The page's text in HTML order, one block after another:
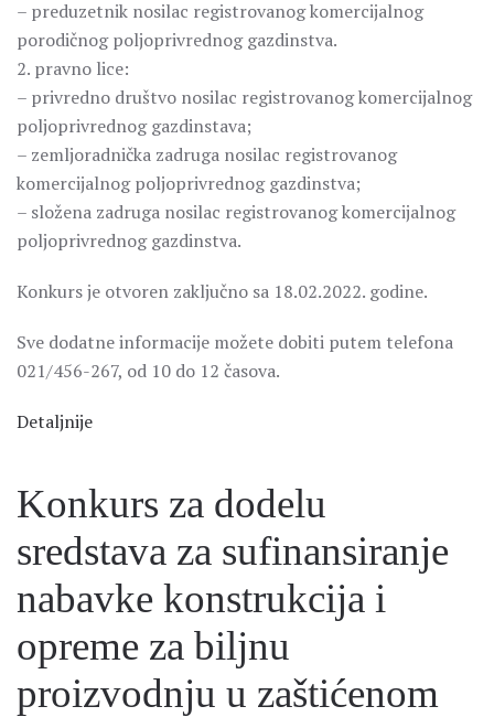
– preduzetnik nosilac registrovanog komercijalnog
porodičnog poljoprivrednog gazdinstva.
2. pravno lice:
– privredno društvo nosilac registrovanog komercijalnog
poljoprivrednog gazdinstava;
– zemljoradnička zadruga nosilac registrovanog
komercijalnog poljoprivrednog gazdinstva;
– složena zadruga nosilac registrovanog komercijalnog
poljoprivrednog gazdinstva.
Konkurs je otvoren zaključno sa 18.02.2022. godine.
Sve dodatne informacije možete dobiti putem telefona
021/456-267, od 10 do 12 časova.
Detaljnije
Konkurs za dodelu
sredstava za sufinansiranje
nabavke konstrukcija i
opreme za biljnu
proizvodnju u zaštićenom